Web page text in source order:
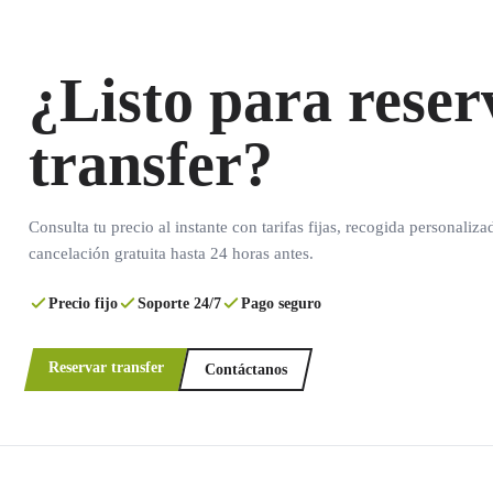
¿Listo para
transfer?
Consulta tu precio al instante con tarifas fijas, recogida
cancelación gratuita hasta 24 horas antes.
Precio fijo Soporte 24/7 Pago seguro
Reservar transfer Contáctanos